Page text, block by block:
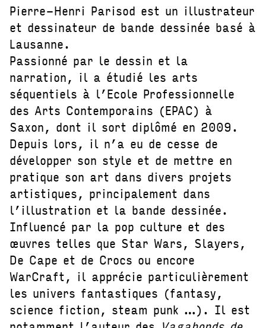
Pierre-Henri Parisod est un illustrateur
et dessinateur de bande dessinée basé à
Lausanne.
Passionné par le dessin et la
narration, il a étudié les arts
séquentiels à l’Ecole Professionnelle
des Arts Contemporains (EPAC) à
Saxon, dont il sort diplômé en 2009.
Depuis lors, il n’a eu de cesse de
développer son style et de mettre en
pratique son art dans divers projets
artistiques, principalement dans
l’illustration et la bande dessinée.
Influencé par la pop culture et des
œuvres telles que Star Wars, Slayers,
De Cape et de Crocs ou encore
WarCraft, il apprécie particulièrement
les univers fantastiques (fantasy,
science fiction, steam punk …). Il est